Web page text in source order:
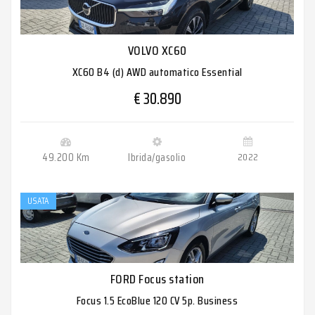
VOLVO XC60
XC60 B4 (d) AWD automatico Essential
€ 30.890
49.200 Km Ibrida/gasolio 2022
USATA
FORD Focus station
Focus 1.5 EcoBlue 120 CV 5p. Business